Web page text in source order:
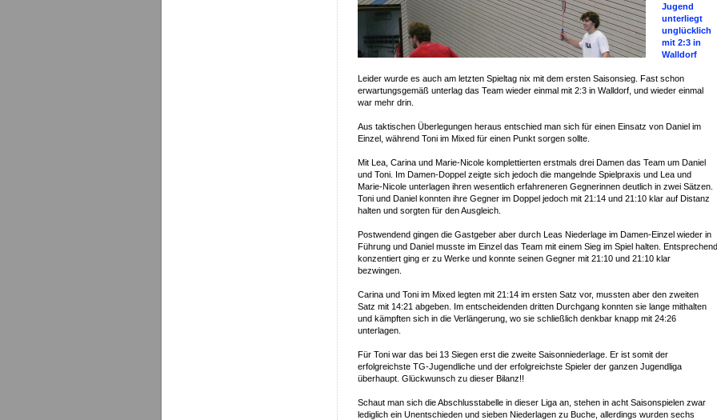
Jugend
unterliegt
unglücklich
mit 2:3 in
Walldorf
Leider wurde es auch am letzten Spieltag nix mit dem ersten Saisonsieg. Fast schon
erwartungsgemäß unterlag das Team wieder einmal mit 2:3 in Walldorf, und wieder einmal
war mehr drin.
Aus taktischen Überlegungen heraus entschied man sich für einen Einsatz von Daniel im
Einzel, während Toni im Mixed für einen Punkt sorgen sollte.
Mit Lea, Carina und Marie-Nicole komplettierten erstmals drei Damen das Team um Daniel
und Toni. Im Damen-Doppel zeigte sich jedoch die mangelnde Spielpraxis und Lea und
Marie-Nicole unterlagen ihren wesentlich erfahreneren Gegnerinnen deutlich in zwei Sätzen.
Toni und Daniel konnten ihre Gegner im Doppel jedoch mit 21:14 und 21:10 klar auf Distanz
halten und sorgten für den Ausgleich.
Postwendend gingen die Gastgeber aber durch Leas Niederlage im Damen-Einzel wieder in
Führung und Daniel musste im Einzel das Team mit einem Sieg im Spiel halten. Entsprechend
konzentiert ging er zu Werke und konnte seinen Gegner mit 21:10 und 21:10 klar
bezwingen.
Carina und Toni im Mixed legten mit 21:14 im ersten Satz vor, mussten aber den zweiten
Satz mit 14:21 abgeben. Im entscheidenden dritten Durchgang konnten sie lange mithalten
und kämpften sich in die Verlängerung, wo sie schließlich denkbar knapp mit 24:26
unterlagen.
Für Toni war das bei 13 Siegen erst die zweite Saisonniederlage. Er ist somit der
erfolgreichste TG-Jugendliche und der erfolgreichste Spieler der ganzen Jugendliga
überhaupt. Glückwunsch zu dieser Bilanz!!
Schaut man sich die Abschlusstabelle in dieser Liga an, stehen in acht Saisonspielen zwar
lediglich ein Unentschieden und sieben Niederlagen zu Buche, allerdings wurden sechs